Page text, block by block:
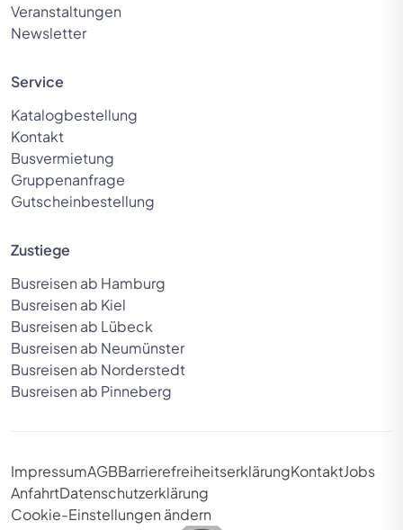
Veranstaltungen
Newsletter
Service
Katalogbestellung
Kontakt
Busvermietung
Gruppenanfrage
Gutscheinbestellung
Zustiege
Busreisen ab Hamburg
Busreisen ab Kiel
Busreisen ab Lübeck
Busreisen ab Neumünster
Busreisen ab Norderstedt
Busreisen ab Pinneberg
ImpressumAGBBarrierefreiheitserklärungKontaktJobs
AnfahrtDatenschutzerklärung
Cookie-Einstellungen ändern